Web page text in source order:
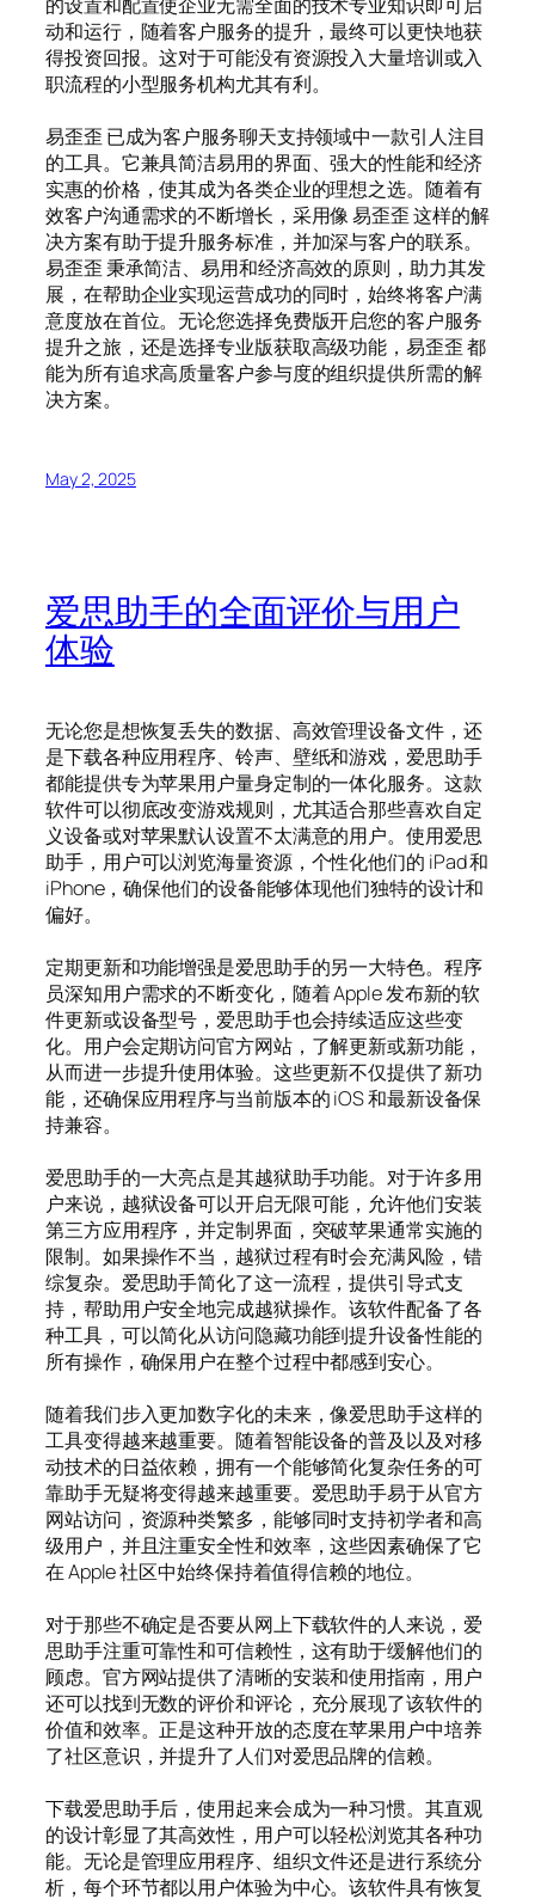
动和运行，随着客户服务的提升，最终可以更快地获
得投资回报。这对于可能没有资源投入大量培训或入
职流程的小型服务机构尤其有利。
易歪歪 已成为客户服务聊天支持领域中一款引人注目
的工具。它兼具简洁易用的界面、强大的性能和经济
实惠的价格，使其成为各类企业的理想之选。随着有
效客户沟通需求的不断增长，采用像 易歪歪 这样的解
决方案有助于提升服务标准，并加深与客户的联系。
易歪歪 秉承简洁、易用和经济高效的原则，助力其发
展，在帮助企业实现运营成功的同时，始终将客户满
意度放在首位。无论您选择免费版开启您的客户服务
提升之旅，还是选择专业版获取高级功能，易歪歪 都
能为所有追求高质量客户参与度的组织提供所需的解
决方案。
May 2, 2025
爱思助手的全面评价与用户
体验
无论您是想恢复丢失的数据、高效管理设备文件，还
是下载各种应用程序、铃声、壁纸和游戏，爱思助手
都能提供专为苹果用户量身定制的一体化服务。这款
软件可以彻底改变游戏规则，尤其适合那些喜欢自定
义设备或对苹果默认设置不太满意的用户。使用爱思
助手，用户可以浏览海量资源，个性化他们的 iPad 和
iPhone，确保他们的设备能够体现他们独特的设计和
偏好。
定期更新和功能增强是爱思助手的另一大特色。程序
员深知用户需求的不断变化，随着 Apple 发布新的软
件更新或设备型号，爱思助手也会持续适应这些变
化。用户会定期访问官方网站，了解更新或新功能，
从而进一步提升使用体验。这些更新不仅提供了新功
能，还确保应用程序与当前版本的 iOS 和最新设备保
持兼容。
爱思助手的一大亮点是其越狱助手功能。对于许多用
户来说，越狱设备可以开启无限可能，允许他们安装
第三方应用程序，并定制界面，突破苹果通常实施的
限制。如果操作不当，越狱过程有时会充满风险，错
综复杂。爱思助手简化了这一流程，提供引导式支
持，帮助用户安全地完成越狱操作。该软件配备了各
种工具，可以简化从访问隐藏功能到提升设备性能的
所有操作，确保用户在整个过程中都感到安心。
随着我们步入更加数字化的未来，像爱思助手这样的
工具变得越来越重要。随着智能设备的普及以及对移
动技术的日益依赖，拥有一个能够简化复杂任务的可
靠助手无疑将变得越来越重要。爱思助手易于从官方
网站访问，资源种类繁多，能够同时支持初学者和高
级用户，并且注重安全性和效率，这些因素确保了它
在 Apple 社区中始终保持着值得信赖的地位。
对于那些不确定是否要从网上下载软件的人来说，爱
思助手注重可靠性和可信赖性，这有助于缓解他们的
顾虑。官方网站提供了清晰的安装和使用指南，用户
还可以找到无数的评价和评论，充分展现了该软件的
价值和效率。正是这种开放的态度在苹果用户中培养
了社区意识，并提升了人们对爱思品牌的信赖。
下载爱思助手后，使用起来会成为一种习惯。其直观
的设计彰显了其高效性，用户可以轻松浏览其各种功
能。无论是管理应用程序、组织文件还是进行系统分
析，每个环节都以用户体验为中心。该软件具有恢复